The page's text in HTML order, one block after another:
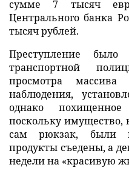
сумме 7 тысяч
Центрального банка
тысяч рублей.
Преступление было
транспортной
просмотра
наблюдения,
однако
поскольку имущество,
сам рюкзак, были
продукты съедены, а
недели на «красивую